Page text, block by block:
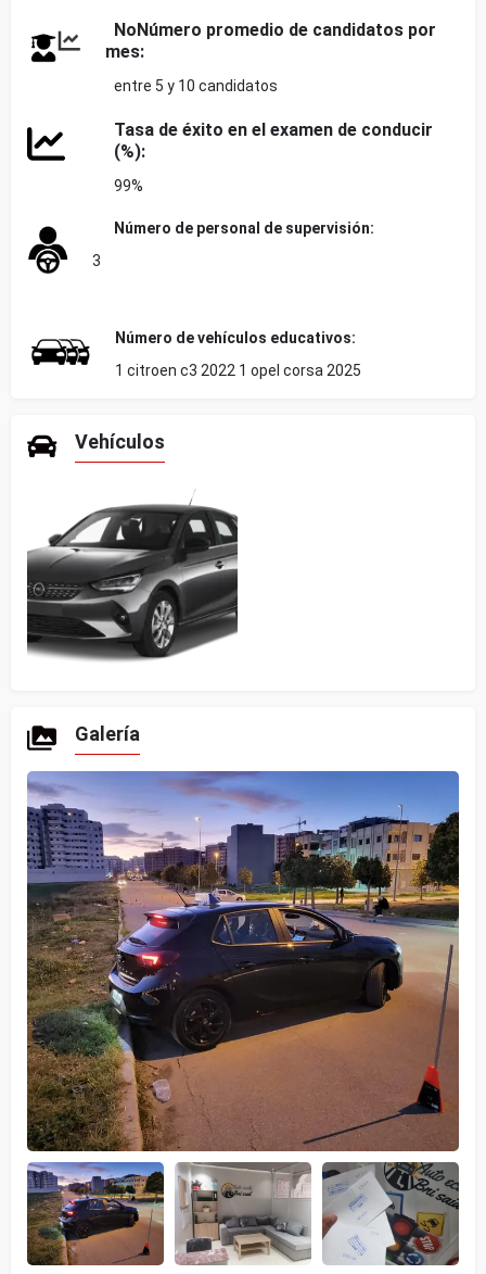
NoNúmero promedio de candidatos por
mes:
entre 5 y 10 candidatos
Tasa de éxito en el examen de conducir
(%):
99%
Número de personal de supervisión:
3
Número de vehículos educativos:
1 citroen c3 2022 1 opel corsa 2025
Vehículos
Galería